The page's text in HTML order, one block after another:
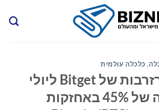
, כלכלה עולמית
דו"ח הוכחת הרזרבות של Bitget ליולי
מראה עלייה של 45% באחזקות